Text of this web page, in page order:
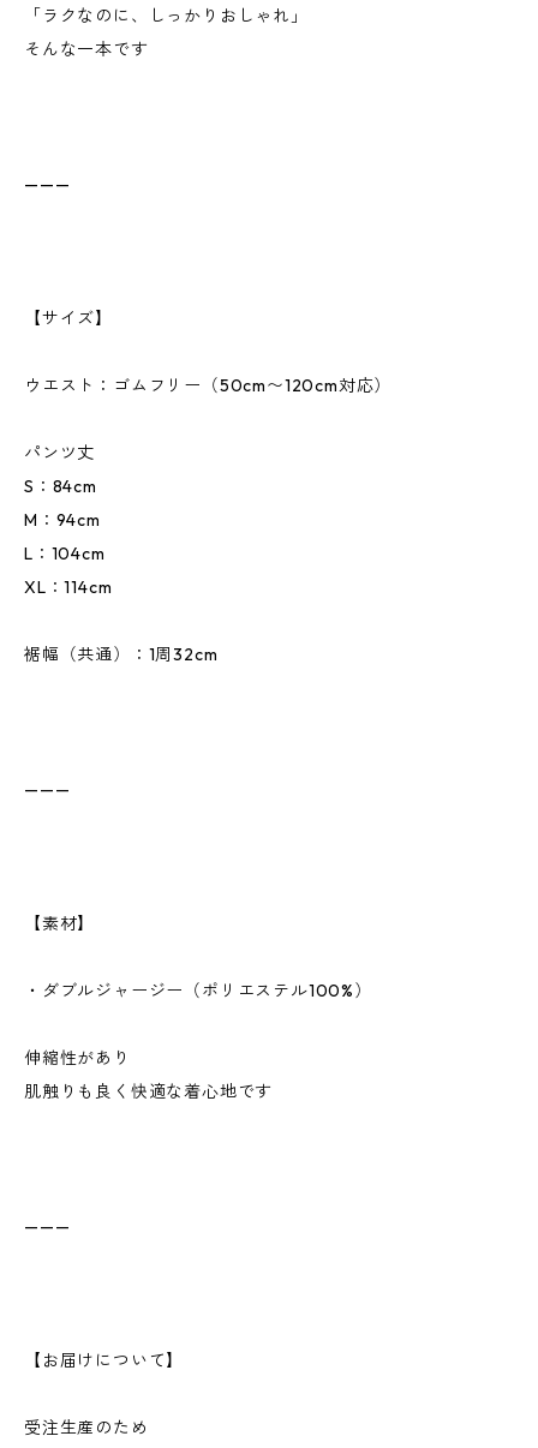
「ラクなのに、しっかりおしゃれ」
そんな一本です
———
【サイズ】
ウエスト：ゴムフリー（50cm〜120cm対応）
パンツ丈
S：84cm
M：94cm
L：104cm
XL：114cm
裾幅（共通）：1周32cm
———
【素材】
・ダブルジャージー（ポリエステル100%）
伸縮性があり
肌触りも良く快適な着心地です
———
【お届けについて】
受注生産のため